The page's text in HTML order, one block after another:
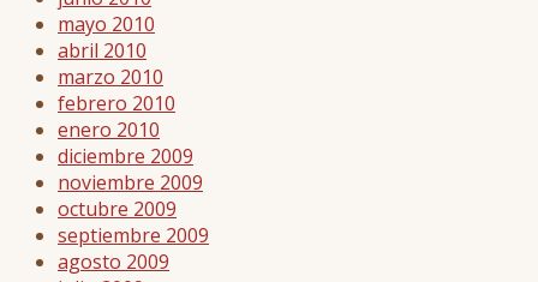
mayo 2010
abril 2010
marzo 2010
febrero 2010
enero 2010
diciembre 2009
noviembre 2009
octubre 2009
septiembre 2009
agosto 2009